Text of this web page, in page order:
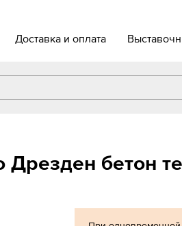
Доставка и оплата
бетон